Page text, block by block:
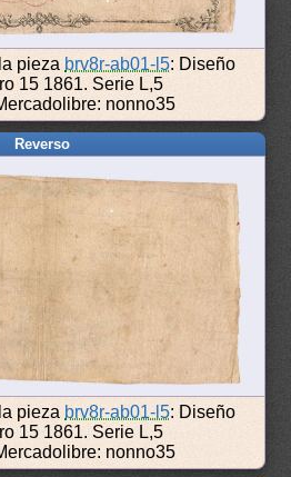
pieza brv8r-ab01-l5: Diseño
15 1861. Serie L,5
nonno35
Reverso
pieza brv8r-ab01-l5: Diseño
15 1861. Serie L,5
nonno35